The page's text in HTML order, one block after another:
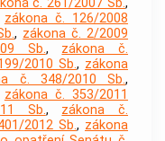
č. 261/2007 Sb.,
zákona č. 126/2008
, zákona č. 2/2009
Sb., zákona č.
2010 Sb., zákona
č. 348/2010 Sb.,
zákona č. 353/2011
Sb., zákona č.
2012 Sb., zákona